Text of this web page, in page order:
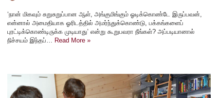
‘நான் மிகவும் சுறுசுறுப்பான ஆள், அங்குமிங்கும் ஓடிக்கொண்டே இருப்பவன்,
என்னால் அமைதியாக ஓரிடத்தில் அமர்ந்துக்கொண்டு, பக்கங்களைப்
புரட்டிக்கொண்டிருக்க முடியாது’ என்று கூறுபவரா நீங்கள்? அப்படியானால்
நிச்சயம் இந்தப்… Read More »